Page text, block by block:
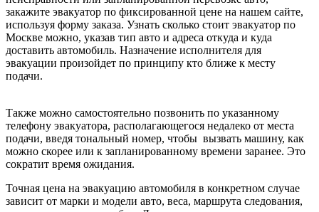
закажите эвакуатор по фиксированной цене на нашем сайте,
используя форму заказа. Узнать сколько стоит эвакуатор по
Москве можно, указав тип авто и адреса откуда и куда
доставить автомобиль. Назначение исполнителя для
эвакуации произойдет по принципу кто ближе к месту
подачи.
Также можно самостоятельно позвонить по указанному
телефону эвакуатора, располагающегося недалеко от места
подачи, введя тональный номер, чтобы вызвать машину, как
можно скорее или к запланированному времени заранее. Это
сократит время ожидания.
Точная цена на эвакуацию автомобиля в конкретном случае
зависит от марки и модели авто, веса, маршрута следования,